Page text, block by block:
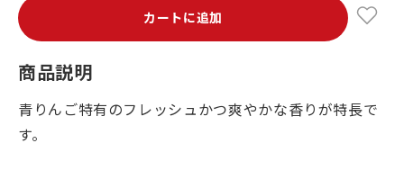
カートに追加
商品説明
青りんご特有のフレッシュかつ爽やかな香りが特長で
す。